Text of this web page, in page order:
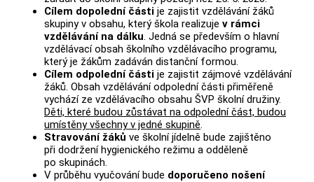
Cílem dopolední části je zajistit vzdělávání žáků
skupiny v obsahu, který škola realizuje v rámci
vzdělávání na dálku. Jedná se především o hlavní
vzdělávací obsah školního vzdělávacího programu,
který je žákům zadáván distanční formou.
Cílem odpolední části je zajistit zájmové vzdělávání
žáků. Obsah vzdělávání odpolední části přiměřeně
vychází ze vzdělávacího obsahu ŠVP školní družiny.
Děti, které budou zůstávat na odpolední část, budou
umístěny všechny v jedné skupině.
Stravování žáků ve školní jídelně bude zajištěno
při dodržení hygienického režimu a odděleně
po skupinách.
V průběhu vyučování bude doporučeno nošení